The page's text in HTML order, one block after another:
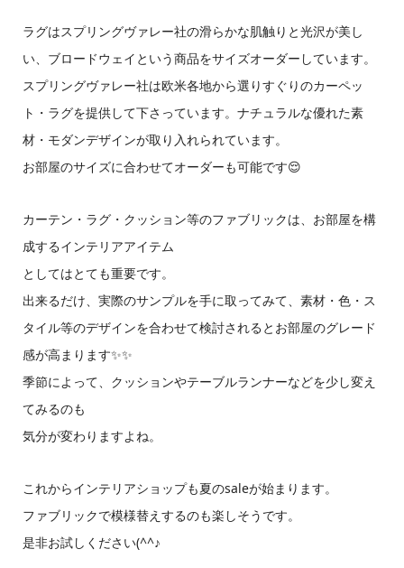
ラグはスプリングヴァレー社の滑らかな肌触りと光沢が美し
い、ブロードウェイという商品をサイズオーダーしています。
スプリングヴァレー社は欧米各地から選りすぐりのカーペッ
ト・ラグを提供して下さっています。ナチュラルな優れた素
材・モダンデザインが取り入れられています。
お部屋のサイズに合わせてオーダーも可能です😌
カーテン・ラグ・クッション等のファブリックは、お部屋を構
成するインテリアアイテム
としてはとても重要です。
出来るだけ、実際のサンプルを手に取ってみて、素材・色・ス
タイル等のデザインを合わせて検討されるとお部屋のグレード
感が高まります✨✨
季節によって、クッションやテーブルランナーなどを少し変え
てみるのも
気分が変わりますよね。
これからインテリアショップも夏のsaleが始まります。
ファブリックで模様替えするのも楽しそうです。
是非お試しください(^^♪